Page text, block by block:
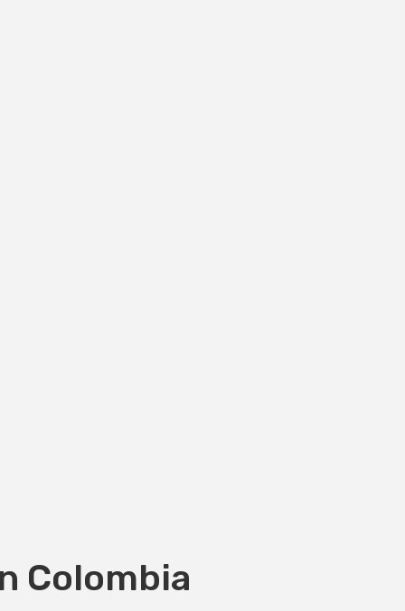
Colombia